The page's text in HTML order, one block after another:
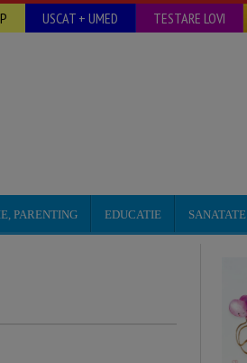
USCAT + UMED TESTARE LOVI
PARENTING EDUCATIE SANATATE